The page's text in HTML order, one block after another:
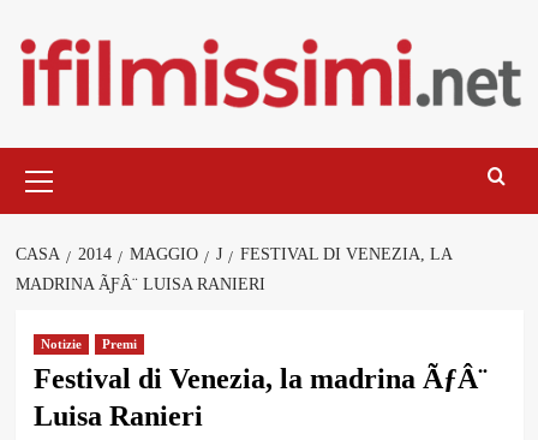
contenuto
principale
CASA 2014 MAGGIO J
FESTIVAL DI VENEZIA, LA
MADRINA ÃƑÂ¨ LUISA RANIERI
Notizie Premi
Festival di Venezia, la madrina ÃƒÂ¨
Luisa Ranieri